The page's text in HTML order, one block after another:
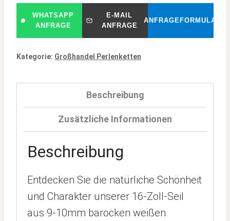
WHATSAPP
ANFRAGE
E-MAIL
ANFRAGE
ANFRAGEFORMULAR
Kategorie: Großhandel Perlenketten
Beschreibung
Zusätzliche Informationen
Beschreibung
Entdecken Sie die natürliche Schönheit
und Charakter unserer 16-Zoll-Seil
aus 9-10mm barocken weißen